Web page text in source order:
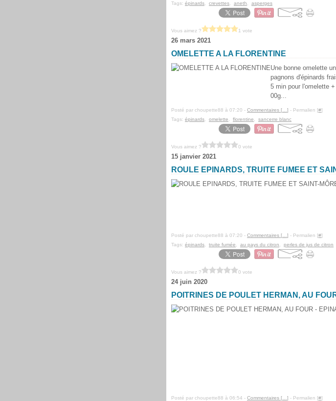
Tags: épinards crevettes aneth asperges
Vous aimez ? 1 vote
26 mars 2021
OMELETTE A LA FLORENTINE
Une bonne omelette
pagnons d'épinards
5 min pour l'omelette
00g...
Posté par choupette88 à 07:20 - Commentaires [ ] - Permalien [#]
Tags: épinards omelette florentine sancerre blanc
Vous aimez ? 0 vote
15 janvier 2021
ROULE EPINARDS, TRUITE FUMEE ET
Posté par choupette88 à 07:20 - Commentaires [ ] - Permalien [#]
Tags: épinards truite fumée au pays du citron perles de jus de citron
Vous aimez ? 0 vote
24 juin 2020
POITRINES DE POULET HERMAN, AU
Posté par choupette88 à 06:54 - Commentaires [ ] - Permalien [#]